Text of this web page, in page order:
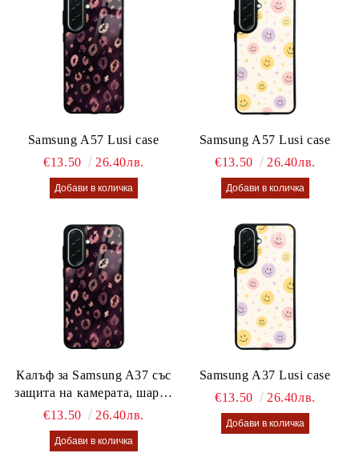
Samsung A57 Lusi case
€13.50
26.40лв.
Samsung A57 Lusi case
€13.50
26.40лв.
Калъф за Samsung A37 със
защита на камерата, шарен
калъф Lusi case
€13.50 26.40лв.
Samsung A37 Lusi case
€13.50
26.40лв.